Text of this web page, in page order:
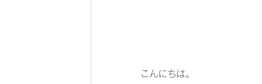
こんにちは。